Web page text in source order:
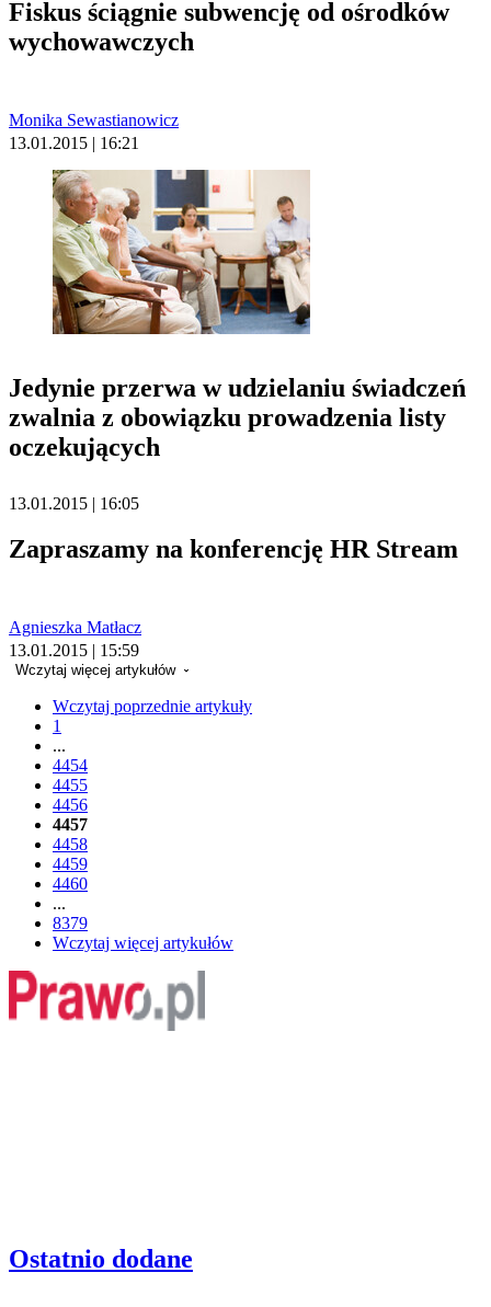
Fiskus ściągnie subwencję od ośrodków
wychowawczych
Monika Sewastianowicz
13.01.2015 | 16:21
Jedynie przerwa w udzielaniu świadczeń
zwalnia z obowiązku prowadzenia listy
oczekujących
13.01.2015 | 16:05
Zapraszamy na konferencję HR Stream
Agnieszka Matłacz
13.01.2015 | 15:59
Wczytaj więcej artykułów
Wczytaj poprzednie artykuły
1
...
4454
4455
4456
4457
4458
4459
4460
...
8379
Wczytaj więcej artykułów
Ostatnio dodane